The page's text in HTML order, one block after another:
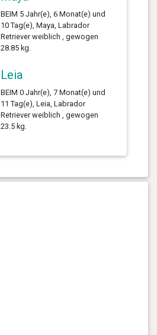
BEIM 5 Jahr(e), 6 Monat(e) und
10 Tag(e), Maya, Labrador
Retriever weiblich , gewogen
28.85 kg.
Leia
BEIM 0 Jahr(e), 7 Monat(e) und
11 Tag(e), Leia, Labrador
Retriever weiblich , gewogen
23.5 kg.